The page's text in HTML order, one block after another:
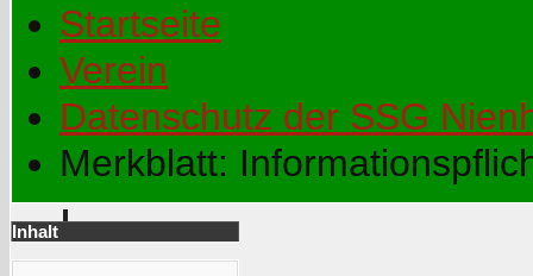
Startseite
Verein
Datenschutz der SSG
Merkblatt:
Inhalt